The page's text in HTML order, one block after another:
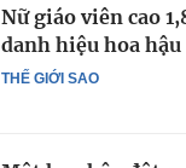
THẾ GIỚI SAO
Nữ giáo viên cao
danh hiệu hoa hậu